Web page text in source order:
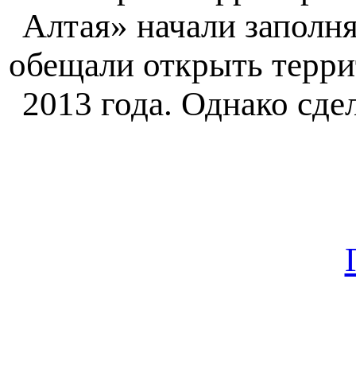
Алтая» начали
обещали открыть
2013 года. Однако